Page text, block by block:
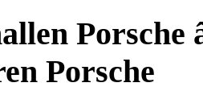
Porsche
Porsche